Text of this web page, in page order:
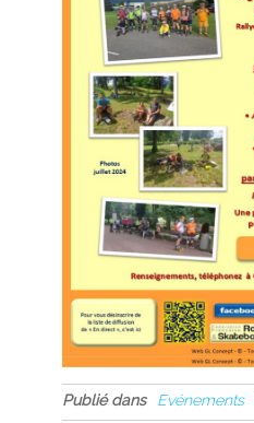
Publié dans Evénements